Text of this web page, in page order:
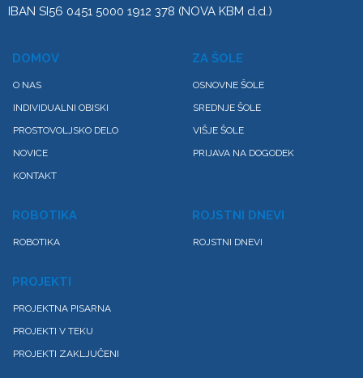
IBAN SI56 0451 5000 1912 378 (NOVA KBM d.d.)
DOMOV
O NAS
INDIVIDUALNI OBISKI
PROSTOVOLJSKO DELO
NOVICE
KONTAKT
ZA ŠOLE
OSNOVNE ŠOLE
SREDNJE ŠOLE
VIŠJE ŠOLE
PRIJAVA NA DOGODEK
ROBOTIKA
ROBOTIKA
ROJSTNI DNEVI
ROJSTNI DNEVI
PROJEKTI
PROJEKTNA PISARNA
PROJEKTI V TEKU
PROJEKTI ZAKLJUČENI